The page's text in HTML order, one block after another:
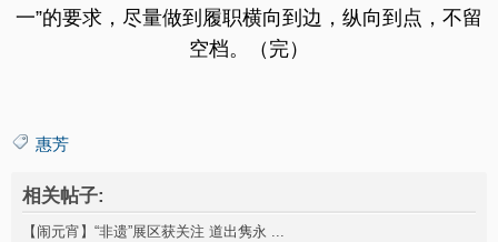
一”的要求，尽量做到履职横向到边，纵向到点，不留
空档。（完）
惠芳
相关帖子:
【闹元宵】“非遗”展区获关注 道出隽永 ...